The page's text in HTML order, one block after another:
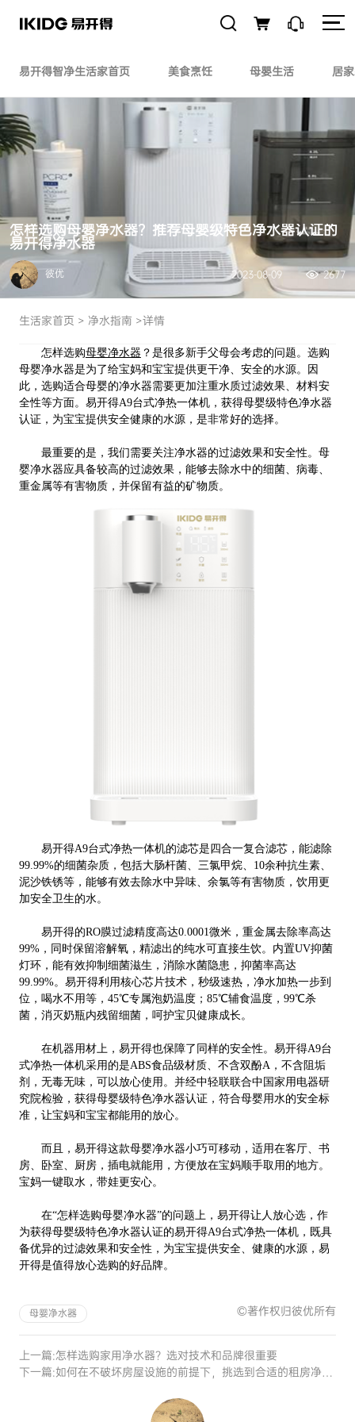
易开得智净生活家首页 美食烹饪 母婴生活 居
怎样选购母婴净水器？推荐母婴级特色净水器认证的
易开得净水器
彼优 2023-08-09 2677
生活家首页 > 净水指南 >详情
怎样选购母婴净水器 ？是很多新手父母会考虑的问题。选购
母婴净水器是为了给宝妈和宝宝提供更干净、安全的水源。因
此，选购适合母婴的净水器需要更加注重水质过滤效果、材料安
全性等方面。易开得A9台式净热一体机，获得母婴级特色净水器
认证，为宝宝提供安全健康的水源，是非常好的选择。
最重要的是，我们需要关注净水器的过滤效果和安全性。母
婴净水器应具备较高的过滤效果，能够去除水中的细菌、病毒、
重金属等有害物质，并保留有益的矿物质。
易开得A9台式净热一体机的滤芯是四合一复合滤芯，能滤除
99.99%的细菌杂质，包括大肠杆菌、三氯甲烷、10余种抗生素、
泥沙铁锈等，能够有效去除水中异味、余氯等有害物质，饮用更
加安全卫生的水。
易开得的RO膜过滤精度高达0.0001微米， 重金属去除率高达
99%，同时保留溶解氧，精滤出的纯水可直接生饮。内置UV抑菌
灯环，能有效抑制细菌滋生，消除⽔菌隐患，抑菌率高达
99.99%。易开得利用核心芯片技术，秒级速热，净水加热一步到
位，喝水不用等，45℃专属泡奶温度；85℃辅食温度，99℃杀
菌，消灭奶瓶内残留细菌，呵护宝贝健康成长。
在机器用材上，易开得也保障了同样的安全性。易开得A9台
式净热一体机采用的是ABS食品级材质、不含双酚A，不含阻垢
剂，无毒无味，可以放心使用。并经中轻联联合中国家用电器研
究院检验，获得母婴级特色净水器认证，符合母婴用水的安全标
准，让宝妈和宝宝都能用的放心。
而且，易开得这款母婴净水器小巧可移动，适用在客厅、书
房、卧室、厨房，插电就能用，方便放在宝妈顺手取用的地方。
宝妈一键取水，带娃更安心。
在“怎样选购母婴净水器”的问题上，易开得让人放心选，作
为获得母婴级特色净水器认证的易开得A9台式净热一体机，既具
备优异的过滤效果和安全性，为宝宝提供安全、健康的水源， 易
开得是值得放心选购的好品牌。
母婴净水器 ©著作权归彼优所有
上一篇:怎样选购家用净水器？选对技术和品牌很重要
下一篇:如何在不破坏房屋设施的前提下，挑选到合适的租房净水器